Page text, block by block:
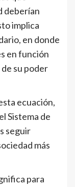
deberían
implica
en donde
en función
su poder
ecuación,
Sistema de
seguir
más
para